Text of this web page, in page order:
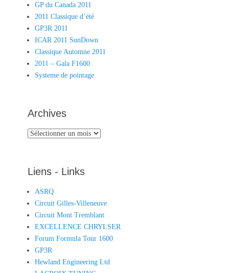
GP du Canada 2011
2011 Classique d’été
GP3R 2011
ICAR 2011 SunDown
Classique Automne 2011
2011 – Gala F1600
Systeme de pointage
Archives
Archives
Liens - Links
ASRQ
Circuit Gilles-Villeneuve
Circuit Mont Tremblant
EXCELLENCE CHRYLSER
Forum Formula Tour 1600
GP3R
Hewland Engineering Ltd